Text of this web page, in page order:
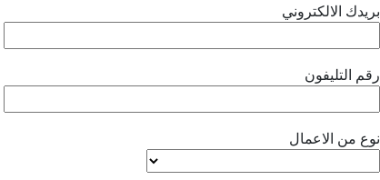
بريدك الالكتروني
رقم التليفون
نوع من الاعمال